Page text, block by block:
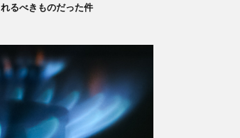
るべきものだった件